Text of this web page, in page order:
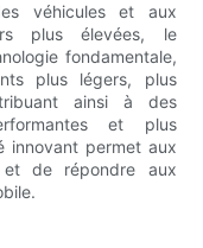
véhicules et aux
plus élevées, le
fondamentale,
plus légers, plus
ainsi à des
et plus
innovant permet aux
et de répondre aux